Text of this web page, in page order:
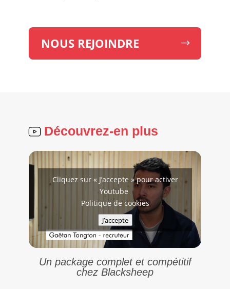
NOUS REJOINDRE
Découvrez-en plus
Cliquez sur « J’accepte » pour activer
Youtube
Politique de cookies
J’accepte
Un package complet et compétitif
chez Blacksheep